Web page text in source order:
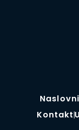
Kontakt